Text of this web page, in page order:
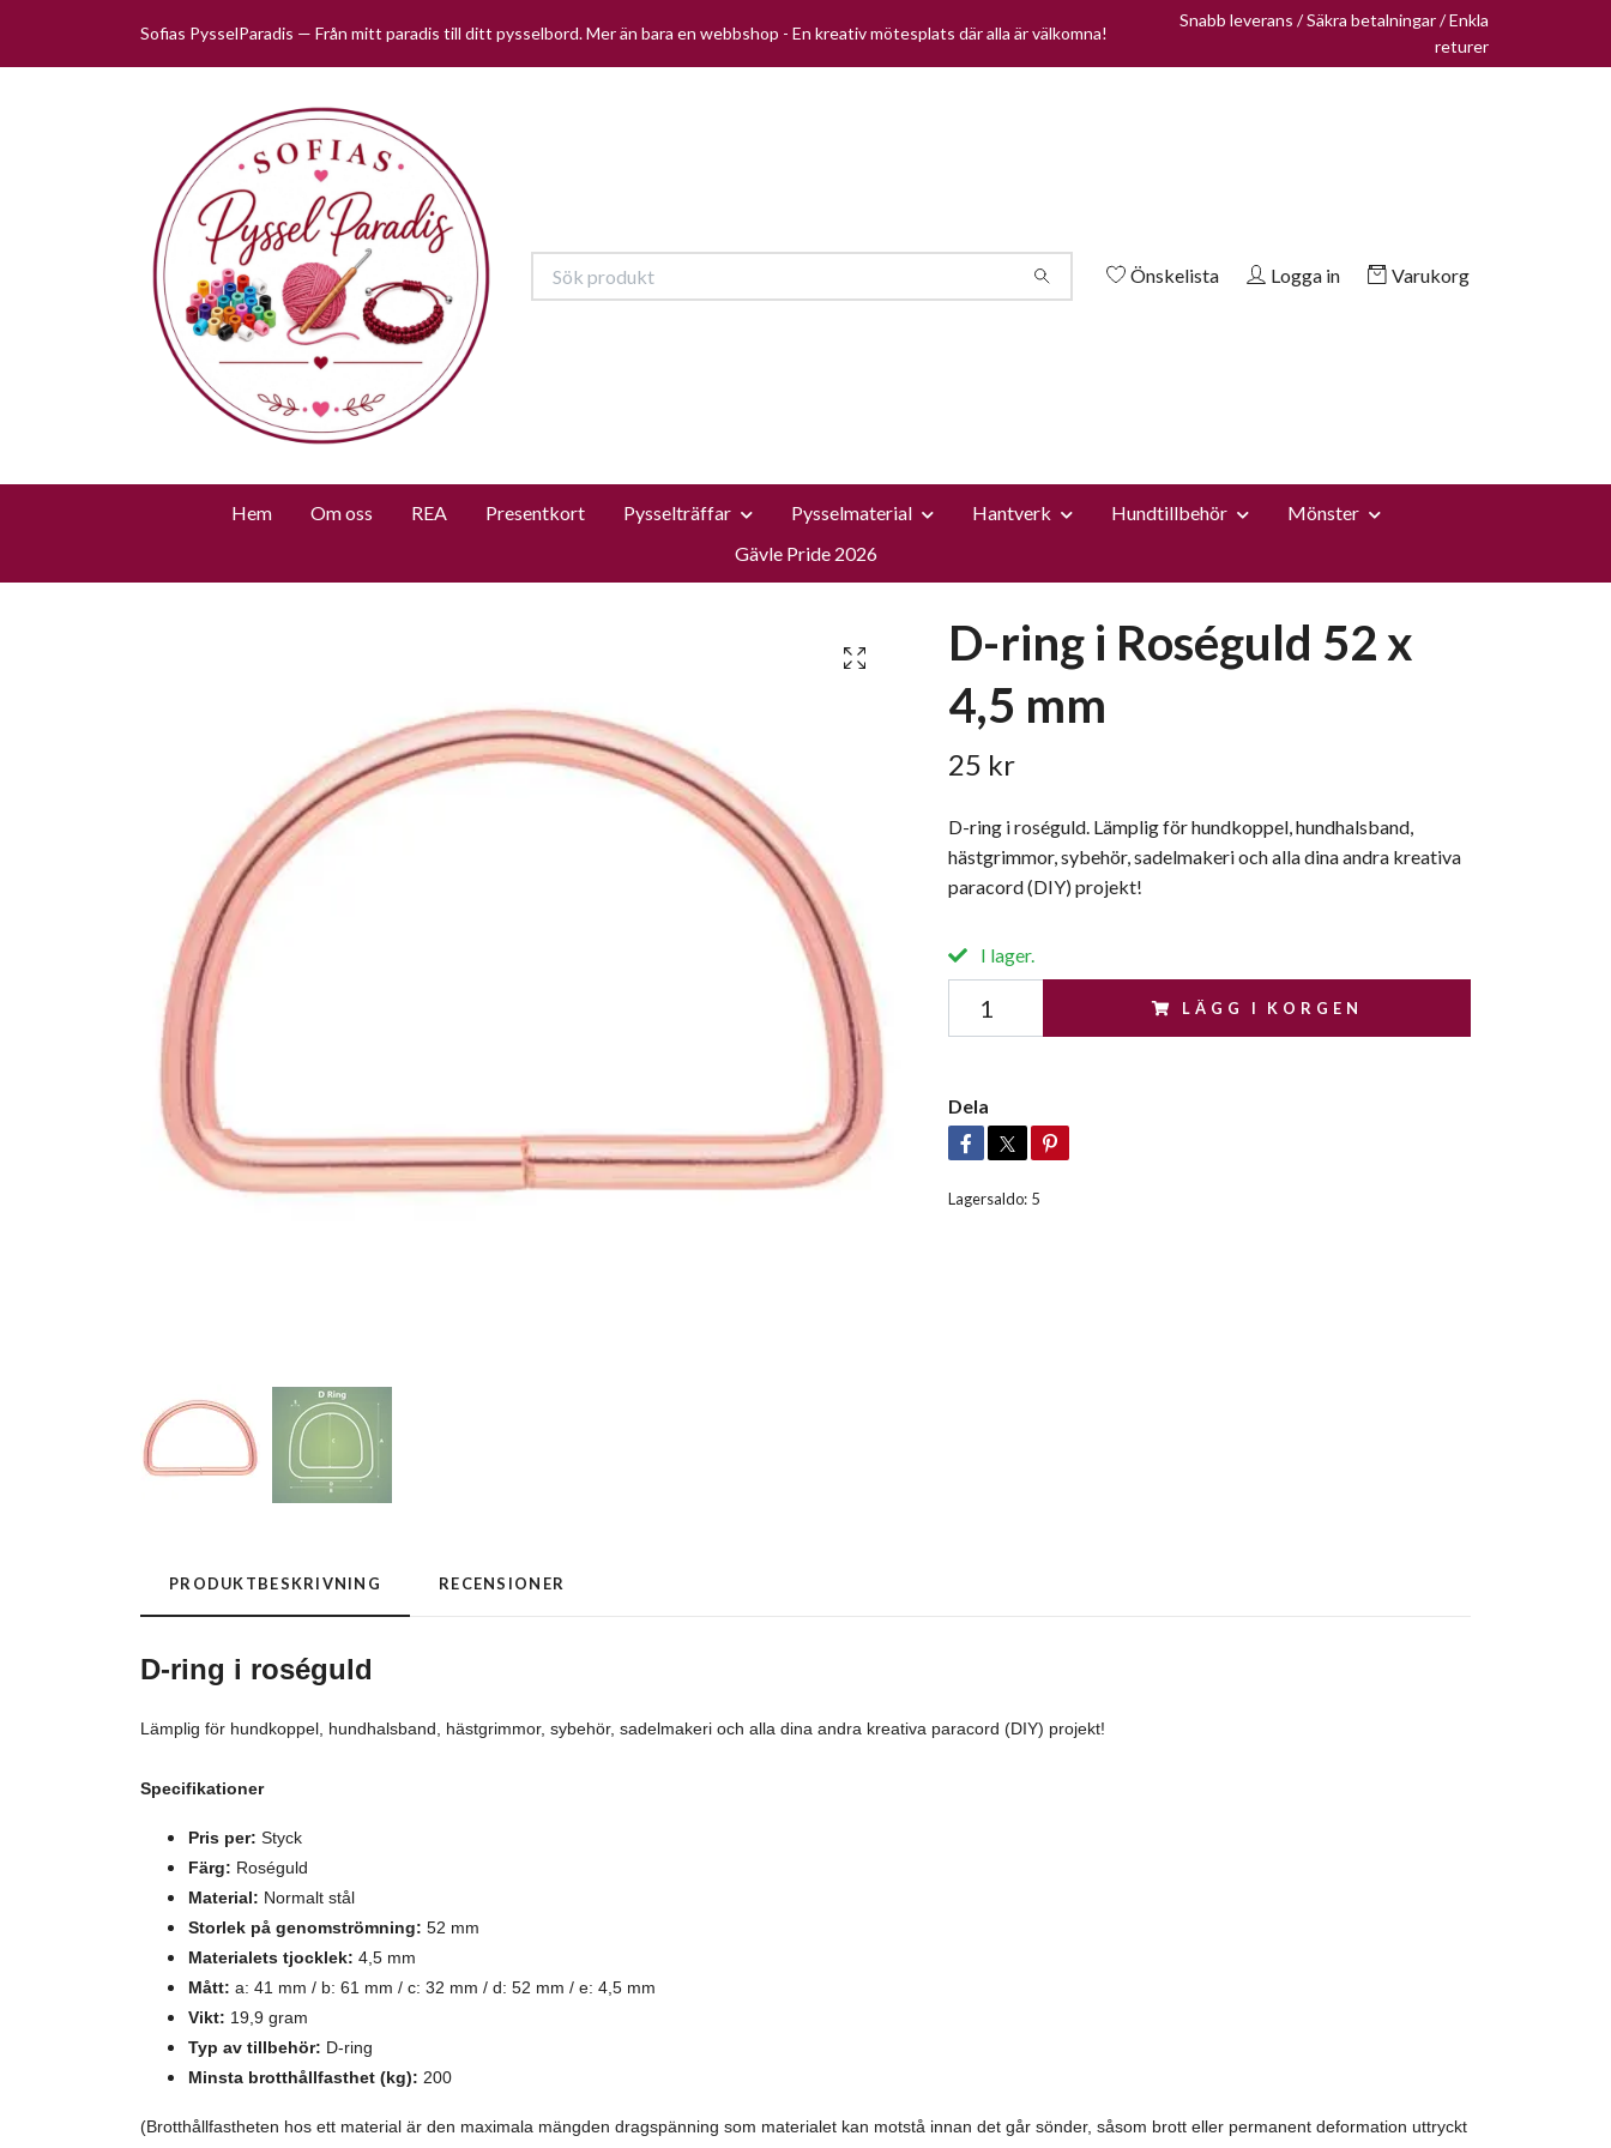
Sofias PysselParadis — Från mitt paradis till ditt pysselbord. Mer än bara en webbshop - En kreativ mötesplats där alla är välkomna!
Snabb leverans / Säkra betalningar / Enkla
returer
Önskelista Logga in Varukorg
Hem Om oss REA Presentkort Pysselträffar Pysselmaterial Hantverk Hundtillbehör
Mönster
Gävle Pride 2026
D-ring i Roséguld 52 x
4,5 mm
25 kr
D-ring i roséguld. Lämplig för hundkoppel, hundhalsband,
hästgrimmor, sybehör, sadelmakeri och alla dina andra kreativa
paracord (DIY) projekt!
I lager.
LÄGG I KORGEN
Dela
Lagersaldo: 5
PRODUKTBESKRIVNING RECENSIONER
D-ring i roséguld
Lämplig för hundkoppel, hundhalsband, hästgrimmor, sybehör, sadelmakeri och alla dina andra kreativa paracord (DIY) projekt!
Specifikationer
Pris per: Styck
Färg: Roséguld
Material: Normalt stål
Storlek på genomströmning: 52 mm
Materialets tjocklek: 4,5 mm
Mått: a: 41 mm / b: 61 mm / c: 32 mm / d: 52 mm / e: 4,5 mm
Vikt: 19,9 gram
Typ av tillbehör: D-ring
Minsta brotthållfasthet (kg): 200
(Brotthållfastheten hos ett material är den maximala mängden dragspänning som materialet kan motstå innan det går sönder, såsom brott eller permanent deformation uttryckt